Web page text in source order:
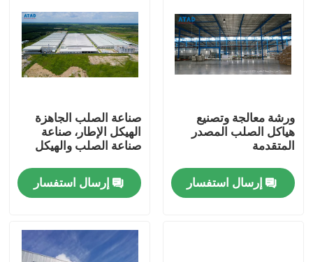
ورشة معالجة وتصنيع
هياكل الصلب المصدر
المتقدمة
إرسال استفسار
صناعة الصلب الجاهزة
الهيكل الإطار، صناعة
صناعة الصلب والهيكل
إرسال استفسار